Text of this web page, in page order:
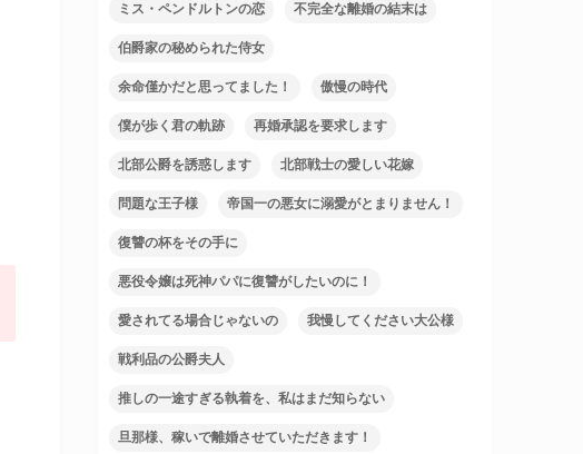
ミス・ペンドルトンの恋 不完全な離婚の結末は
伯爵家の秘められた侍女
余命僅かだと思ってました！ 傲慢の時代
僕が歩く君の軌跡 再婚承認を要求します
北部公爵を誘惑します 北部戦士の愛しい花嫁
問題な王子様 帝国一の悪女に溺愛がとまりません！
復讐の杯をその手に
悪役令嬢は死神パパに復讐がしたいのに！
愛されてる場合じゃないの 我慢してください大公様
戦利品の公爵夫人
推しの一途すぎる執着を、私はまだ知らない
旦那様、稼いで離婚させていただきます！